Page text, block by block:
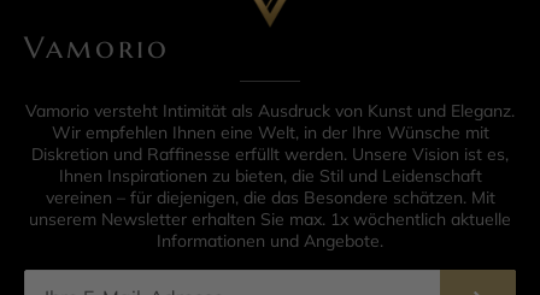
Vamorio
Vamorio versteht Intimität als Ausdruck von Kunst und Eleganz.
Wir empfehlen Ihnen eine Welt, in der Ihre Wünsche mit
Diskretion und Raffinesse erfüllt werden. Unsere Vision ist es,
Ihnen Inspirationen zu bieten, die Stil und Leidenschaft
vereinen – für diejenigen, die das Besondere schätzen. Mit
unserem Newsletter erhalten Sie max. 1x wöchentlich aktuelle
Informationen und Angebote.